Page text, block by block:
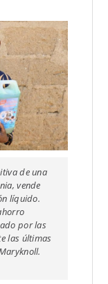
de una
vende
líquido.
por las
las últimas